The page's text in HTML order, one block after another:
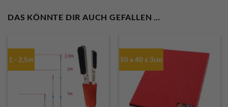
DAS KÖNNTE DIR AUCH GEFALLEN …
1 - 2,5m 50 x 40 x 3cm